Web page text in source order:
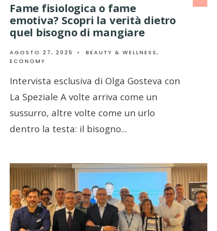
Fame fisiologica o fame
emotiva? Scopri la verità dietro
quel bisogno di mangiare
AGOSTO 27, 2025 • BEAUTY & WELLNESS,
ECONOMY
Intervista esclusiva di Olga Gosteva con
La Speziale A volte arriva come un
sussurro, altre volte come un urlo
dentro la testa: il bisogno...